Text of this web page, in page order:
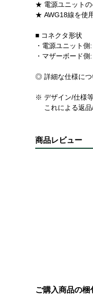
★ 電源ユニットの
★ AWG18線を使
■ コネクタ形状
・電源ユニット
・マザーボード
◎ 詳細な仕様につ
※ デザイン/仕様
これによる返品/
商品レビュー
ご購入商品の梱